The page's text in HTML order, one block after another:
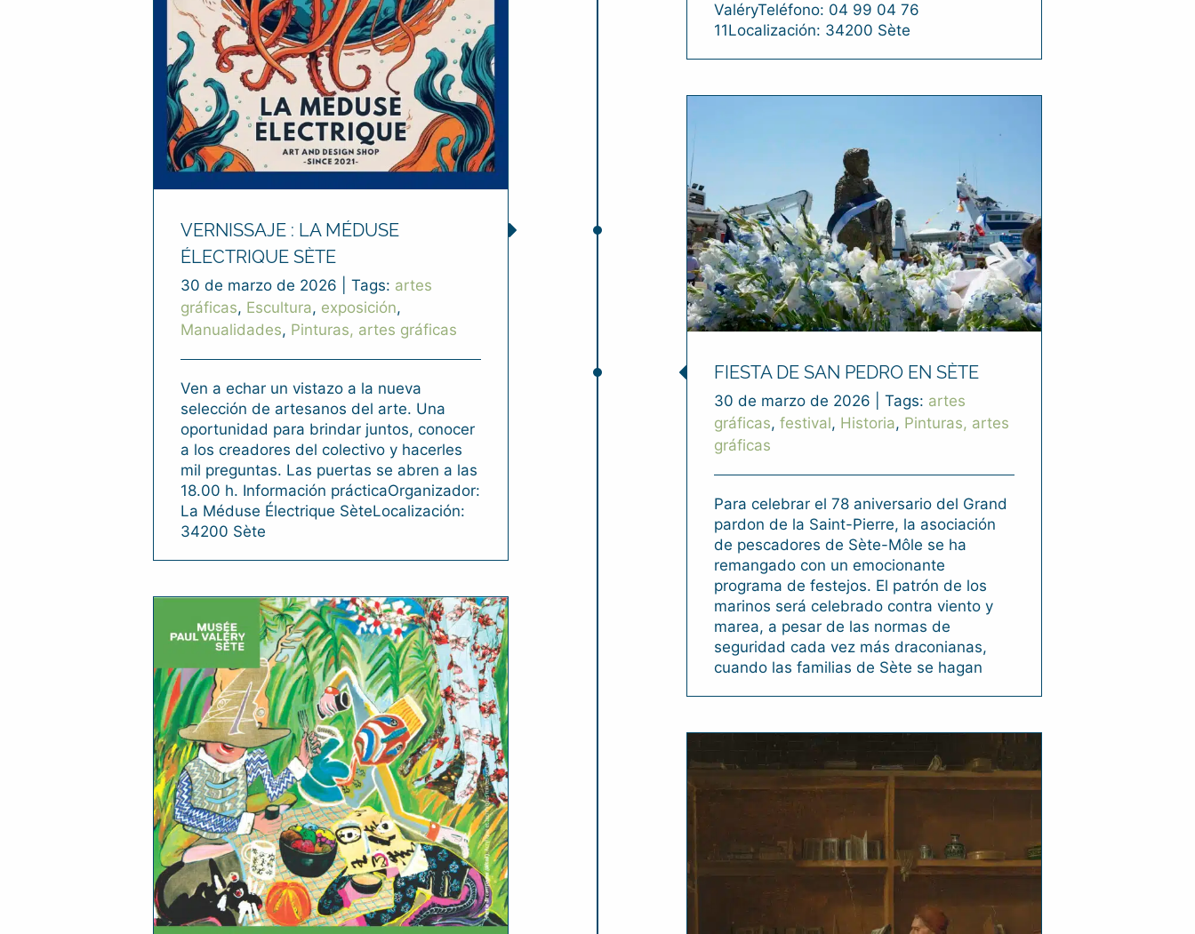
ValéryTeléfono: 04 99 04 76
11Localización: 34200 Sète
VERNISSAJE : LA MÉDUSE
ÉLECTRIQUE SÈTE
30 de marzo de 2026 Tags: artes
gráficas, Escultura, exposición,
Manualidades, Pinturas, artes gráficas
Ven a echar un vistazo a la nueva
selección de artesanos del arte. Una
oportunidad para brindar juntos, conocer
a los creadores del colectivo y hacerles
mil preguntas. Las puertas se abren a las
18.00 h. Información prácticaOrganizador:
La Méduse Électrique SèteLocalización:
34200 Sète
FIESTA DE SAN PEDRO EN SÈTE
30 de marzo de 2026 Tags: artes
gráficas, festival, Historia, Pinturas, artes
gráficas
Para celebrar el 78 aniversario del Grand
pardon de la Saint-Pierre, la asociación
de pescadores de Sète-Môle se ha
remangado con un emocionante
programa de festejos. El patrón de los
marinos será celebrado contra viento y
marea, a pesar de las normas de
seguridad cada vez más draconianas,
cuando las familias de Sète se hagan